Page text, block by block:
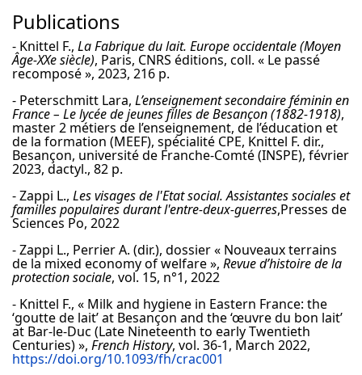
Publications
- Knittel F., La Fabrique du lait. Europe occidentale (Moyen
Âge-XXe siècle), Paris, CNRS éditions, coll. « Le passé
recomposé », 2023, 216 p.
- Peterschmitt Lara, L’enseignement secondaire féminin en
France – Le lycée de jeunes filles de Besançon (1882-1918),
master 2 métiers de l’enseignement, de l’éducation et
de la formation (MEEF), spécialité CPE, Knittel F. dir.,
Besançon, université de Franche-Comté (INSPE), février
2023, dactyl., 82 p.
- Zappi L., Les visages de l'Etat social. Assistantes sociales et
familles populaires durant l'entre-deux-guerres,Presses de
Sciences Po, 2022
- Zappi L., Perrier A. (dir.), dossier « Nouveaux terrains
de la mixed economy of welfare », Revue d’histoire de la
protection sociale, vol. 15, n°1, 2022
- Knittel F., « Milk and hygiene in Eastern France: the
‘goutte de lait’ at Besançon and the ‘œuvre du bon lait’
at Bar-le-Duc (Late Nineteenth to early Twentieth
Centuries) », French History, vol. 36-1, March 2022,
https://doi.org/10.1093/fh/crac001